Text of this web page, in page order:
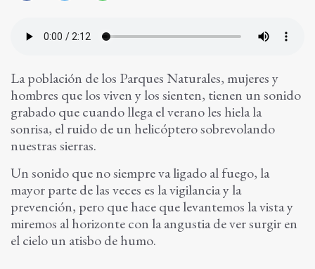
La población de los Parques Naturales, mujeres y
hombres que los viven y los sienten, tienen un sonido
grabado que cuando llega el verano les hiela la
sonrisa, el ruido de un helicóptero sobrevolando
nuestras sierras.
Un sonido que no siempre va ligado al fuego, la
mayor parte de las veces es la vigilancia y la
prevención, pero que hace que levantemos la vista y
miremos al horizonte con la angustia de ver surgir en
el cielo un atisbo de humo.